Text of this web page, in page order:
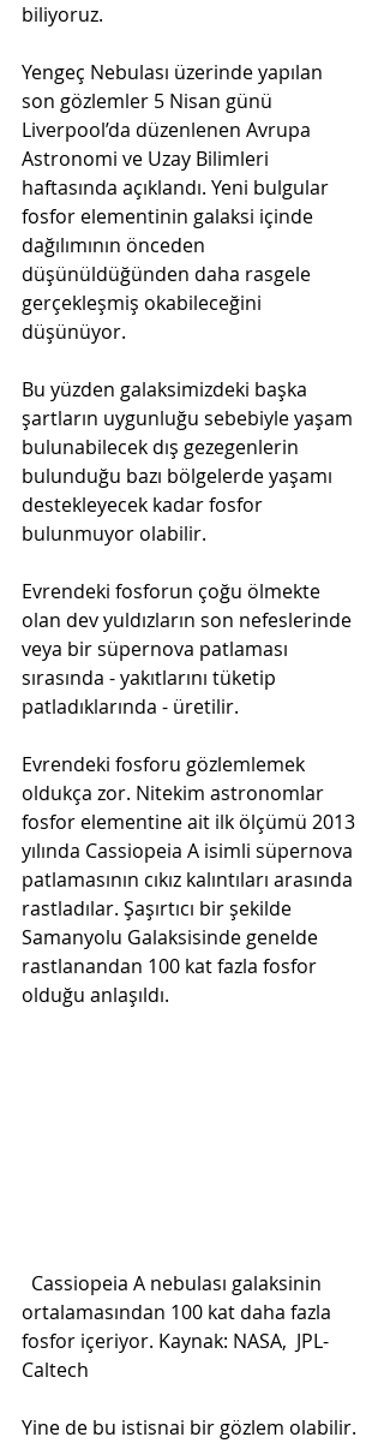
biliyoruz.
Yengeç Nebulası üzerinde yapılan
son gözlemler 5 Nisan günü
Liverpool’da düzenlenen Avrupa
Astronomi ve Uzay Bilimleri
haftasında açıklandı. Yeni bulgular
fosfor elementinin galaksi içinde
dağılımının önceden
düşünüldüğünden daha rasgele
gerçekleşmiş okabileceğini
düşünüyor.
Bu yüzden galaksimizdeki başka
şartların uygunluğu sebebiyle yaşam
bulunabilecek dış gezegenlerin
bulunduğu bazı bölgelerde yaşamı
destekleyecek kadar fosfor
bulunmuyor olabilir.
Evrendeki fosforun çoğu ölmekte
olan dev yuldızların son nefeslerinde
veya bir süpernova patlaması
sırasında - yakıtlarını tüketip
patladıklarında - üretilir.
Evrendeki fosforu gözlemlemek
oldukça zor. Nitekim astronomlar
fosfor elementine ait ilk ölçümü 2013
yılında Cassiopeia A isimli süpernova
patlamasının cıkız kalıntıları arasında
rastladılar. Şaşırtıcı bir şekilde
Samanyolu Galaksisinde genelde
rastlanandan 100 kat fazla fosfor
olduğu anlaşıldı.
ortalamasından 100 kat daha fazla
fosfor içeriyor. Kaynak: NASA,  JPL-
Caltech
Yine de bu istisnai bir gözlem olabilir.